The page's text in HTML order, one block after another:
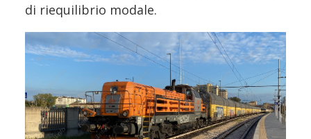
di riequilibrio modale.